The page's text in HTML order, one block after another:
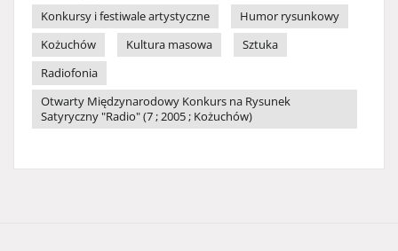
Konkursy i festiwale artystyczne
Humor rysunkowy
Kożuchów
Kultura masowa
Sztuka
Radiofonia
Otwarty Międzynarodowy Konkurs na Rysunek
Satyryczny "Radio" (7 ; 2005 ; Kożuchów)